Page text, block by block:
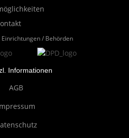
/ Behörden
Informationen
AGB